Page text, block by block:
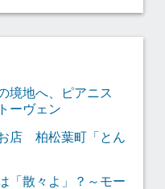
境地へ、ピアニス
ーヴェン
店 柏松葉町「とん
「散々よ」？～モー